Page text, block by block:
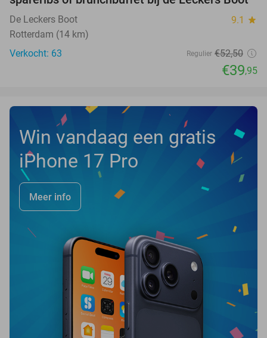
De Leckers Boot 9.1 star
Rotterdam (14 km)
Verkocht: 63
Regulier €52,50
€39,95
Win vandaag een gratis
iPhone 17 Pro
Meer info